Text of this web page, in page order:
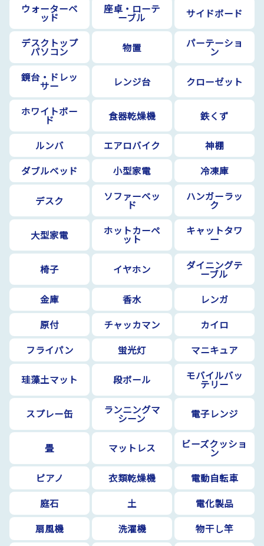
ウォーターベ
ッド
座卓・ローテ
ーブル サイドボード
デスクトップ
パソコン 物置 パーテーショ
ン
鏡台・ドレッ
サー レンジ台 クローゼット
ホワイトボー
ド 食器乾燥機 鉄くず
ルンバ エアロバイク
神棚
ダブルベッド
小型家電 冷凍庫
デスク ソファーベッ
ド
ハンガーラッ
ク
大型家電 ホットカーペ
ット
キャットタワ
ー
椅子 イヤホン ダイニングテ
ーブル
金庫
香水
レンガ
原付
チャッカマン
カイロ
フライパン
蛍光灯 マニキュア
珪藻土マット 段ボール モバイルバッ
テリー
スプレー缶 ランニングマ
シーン 電子レンジ
畳 マットレス ビーズクッショ
ン
ピアノ
衣類乾燥機
電動自転車
庭石
土
電化製品
扇風機
洗濯機
物干し竿